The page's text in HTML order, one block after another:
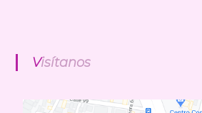
Visítanos